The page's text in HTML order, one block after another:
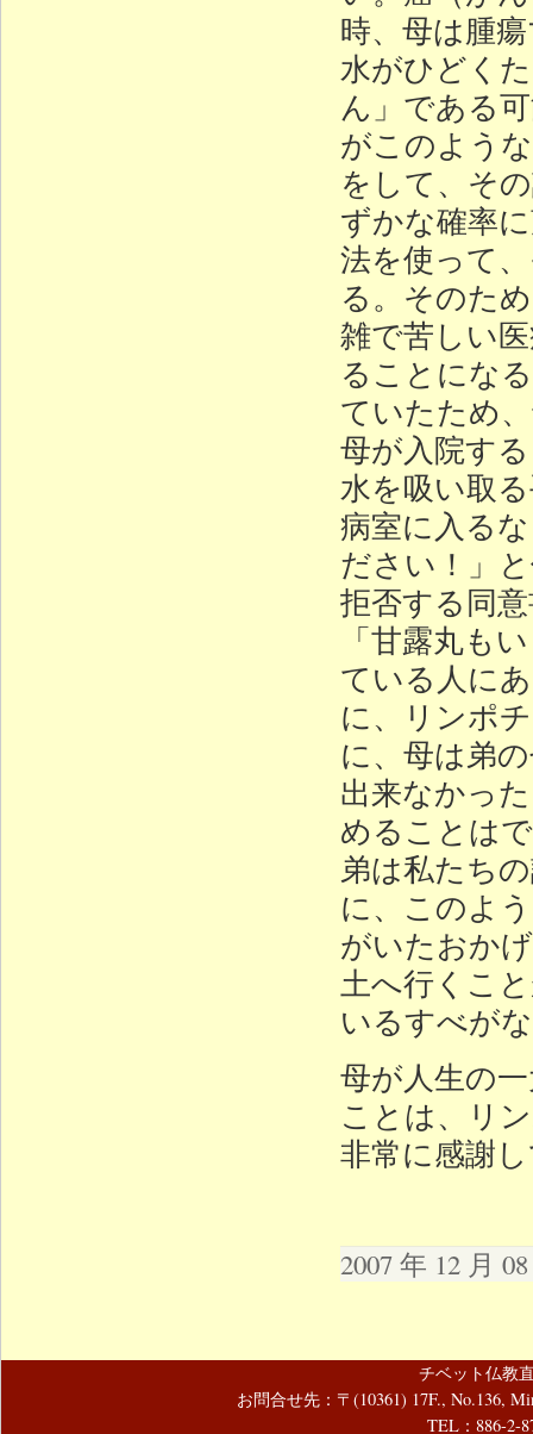
時、母は腫
水がひどく
ん」である
がこのよう
をして、そ
ずかな確率
法を使って
る。そのた
雑で苦しい
ることにな
ていたため
母が入院す
水を吸い取
病室に入る
ださい！」
拒否する同
「甘露丸も
ている人に
に、リンポ
に、母は弟
出来なかっ
めることは
弟は私たち
に、このよ
がいたおか
土へ行くこ
いるすべが
母が人生の
ことは、リ
非常に感謝
2007 年 12 月
チベット仏教
お問合せ先：〒(10361) 17F., No.136,
TEL：886-2-